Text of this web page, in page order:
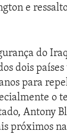
e
do
dois
para
o
Antony
próximos